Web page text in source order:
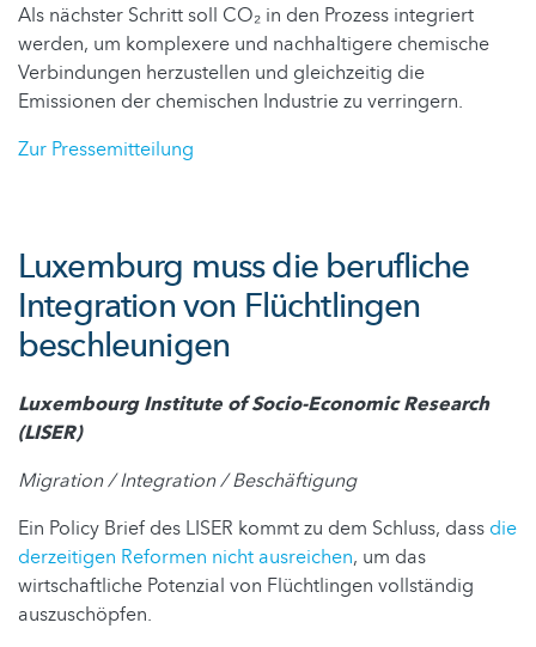
Als nächster Schritt soll CO₂ in den Prozess integriert
werden, um komplexere und nachhaltigere chemische
Verbindungen herzustellen und gleichzeitig die
Emissionen der chemischen Industrie zu verringern.
Zur Pressemitteilung
Luxemburg muss die berufliche
Integration von Flüchtlingen
beschleunigen
Luxembourg Institute of Socio-Economic Research
(LISER)
Migration / Integration / Beschäftigung
Ein Policy Brief des LISER kommt zu dem Schluss, dass die
derzeitigen Reformen nicht ausreichen, um das
wirtschaftliche Potenzial von Flüchtlingen vollständig
auszuschöpfen.